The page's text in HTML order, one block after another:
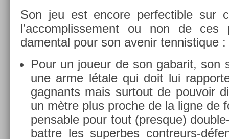
Son jeu est en­core per­fec­tible sur
l’ac­complis­se­ment ou non de
dament­al pour son avenir ten­nistique :
Pour un joueur de son gabarit, son
une arme létale qui doit lui
gag­nants mais sur­tout de pouvoir
un mètre plus pro­che de la ligne de
pens­able pour tout (pre­sque)
battre les super­bes contreurs-